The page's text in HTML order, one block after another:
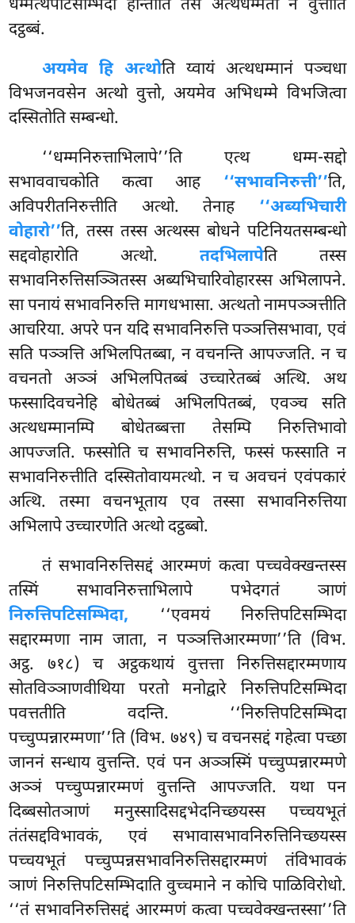
धम्मत्थपटिसम्भिदा होन्तीति तेसं अत्थधम्मता न वुत्ताति
दट्ठब्बं.
अयमेव हि अत्थोति य्वायं अत्थधम्मानं पञ्चधा
विभजनवसेन अत्थो वुत्तो, अयमेव अभिधम्मे विभजित्वा
दस्सितोति सम्बन्धो.
‘‘धम्मनिरुत्ताभिलापे’’ति एत्थ धम्म-सद्दो
सभाववाचकोति कत्वा आह ‘‘सभावनिरुत्ती’’ति,
अविपरीतनिरुत्तीति अत्थो. तेनाह ‘‘अब्यभिचारी
वोहारो’’ति, तस्स तस्स अत्थस्स बोधने पटिनियतसम्बन्धो
सद्दवोहारोति अत्थो. तदभिलापेति तस्स
सभावनिरुत्तिसञ्ञितस्स अब्यभिचारिवोहारस्स अभिलापने.
सा पनायं सभावनिरुत्ति मागधभासा. अत्थतो नामपञ्ञत्तीति
आचरिया. अपरे पन यदि सभावनिरुत्ति पञ्ञत्तिसभावा, एवं
सति पञ्ञत्ति अभिलपितब्बा, न वचनन्ति आपज्जति. न च
वचनतो अञ्ञं अभिलपितब्बं उच्चारेतब्बं अत्थि. अथ
फस्सादिवचनेहि बोधेतब्बं अभिलपितब्बं, एवञ्च सति
अत्थधम्मानम्पि बोधेतब्बत्ता तेसम्पि निरुत्तिभावो
आपज्जति. फस्सोति च सभावनिरुत्ति, फस्सं फस्साति न
सभावनिरुत्तीति दस्सितोवायमत्थो. न च अवचनं एवंपकारं
अत्थि. तस्मा वचनभूताय एव तस्सा सभावनिरुत्तिया
अभिलापे उच्चारणेति अत्थो दट्ठब्बो.
तं सभावनिरुत्तिसद्दं आरम्मणं कत्वा पच्चवेक्खन्तस्स
तस्मिं सभावनिरुत्ताभिलापे पभेदगतं ञाणं
निरुत्तिपटिसम्भिदा, ‘‘एवमयं निरुत्तिपटिसम्भिदा
सद्दारम्मणानाम जाता, न पञ्ञत्तिआरम्मणा’’ति (विभ.
अट्ठ. ७१८) च अट्ठकथायं वुत्तत्ता निरुत्तिसद्दारम्मणाय
सोतविञ्ञाणवीथिया परतो मनोद्वारे निरुत्तिपटिसम्भिदा
पवत्ततीति वदन्ति. ‘‘निरुत्तिपटिसम्भिदा
पच्चुप्पन्नारम्मणा’’ति (विभ. ७४९) च वचनसद्दं गहेत्वा पच्छा
जाननं सन्धाय वुत्तन्ति. एवं पन अञ्ञस्मिं पच्चुप्पन्नारम्मणे
अञ्ञं पच्चुप्पन्नारम्मणं वुत्तन्ति आपज्जति. यथा पन
दिब्बसोतञाणं मनुस्सादिसद्दभेदनिच्छयस्स पच्चयभूतं
तंतंसद्दविभावकं, एवं सभावासभावनिरुत्तिनिच्छयस्स
पच्चयभूतं पच्चुप्पन्नसभावनिरुत्तिसद्दारम्मणं तंविभावकं
ञाणं निरुत्तिपटिसम्भिदाति वुच्चमाने न कोचि पाळिविरोधो.
‘‘तं सभावनिरुत्तिसद्दं आरम्मणं कत्वा पच्चवेक्खन्तस्सा’’ति